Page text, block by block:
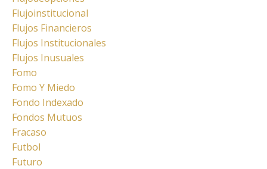
Flujoinstitucional
Flujos Financieros
Flujos Institucionales
Flujos Inusuales
Fomo
Fomo Y Miedo
Fondo Indexado
Fondos Mutuos
Fracaso
Futbol
Futuro